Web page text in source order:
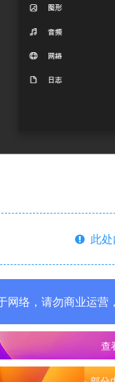
此
网络，请勿商业运营
查